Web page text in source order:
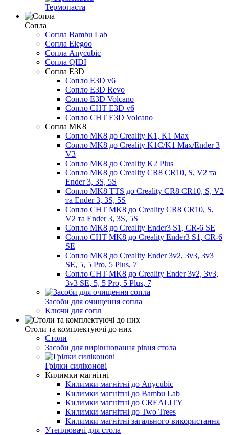
Термопаста
Сопла
Сопла Bambu Lab
Сопла Elegoo
Сопла Anycubic
Сопла QIDI
Сопла E3D
Сопло E3D v6
Сопло E3D Revo
Сопло E3D Volcano
Сопло CHT E3D v6
Сопло CHT E3D Volcano
Сопла MK8
Сопло MK8 до Creality K1, K1 Max
Сопло MK8 до Creality K1C/K1 Max/Ender 3
V3
Сопло MK8 до Creality K2 Plus
Сопло MK8 до Creality CR8 CR10, S, V2 та
Ender 3, 3S, 5S
Сопло MK8 TTS до Creality CR8 CR10, S, V2
та Ender 3, 3S, 5S
Сопло CHT MK8 до Creality CR8 CR10, S,
V2 та Ender 3, 3S, 5S
Сопло MK8 до Creality Ender3 S1, CR-6 SE
Сопло CHT MK8 до Creality Ender3 S1, CR-6
SE
Сопло MK8 до Creality Ender 3v2, 3v3, 3v3
SE, 5, 5 Pro, 5 Plus, 7
Сопло CHT MK8 до Creality Ender 3v2, 3v3,
3v3 SE, 5, 5 Pro, 5 Plus, 7
Засоби для очищення сопла
Ключи для сопл
Столи та комплектуючі до них
Столи
Засоби для вирівнювання рівня стола
Грілки силіконові
Килимки магнітні
Килимки магнітні до Anycubic
Килимки магнітні до Bambu Lab
Килимки магнітні до CREALITY
Килимки магнітні до Two Trees
Килимки магнітні загального використання
Утеплювачі для стола